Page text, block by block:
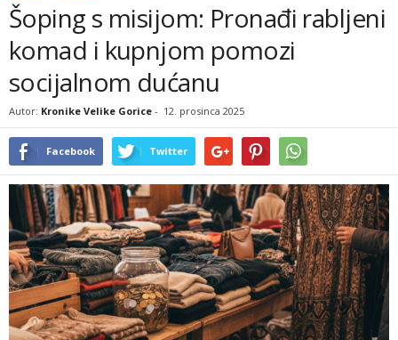
Šoping s misijom: Pronađi rabljeni
komad i kupnjom pomozi
socijalnom dućanu
Autor: Kronike Velike Gorice - 12. prosinca 2025
Facebook Twitter